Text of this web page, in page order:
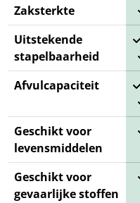
Zaksterkte
Uitstekende
stapelbaarheid
Afvulcapaciteit
Geschikt voor
levensmiddelen
Geschikt voor
gevaarlijke stoffen